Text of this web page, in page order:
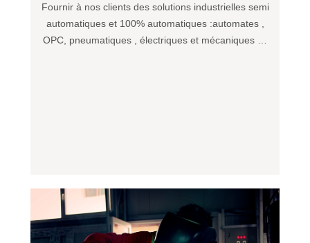
Fournir à nos clients des solutions industrielles semi
automatiques et 100% automatiques :automates ,
OPC, pneumatiques , électriques et mécaniques …